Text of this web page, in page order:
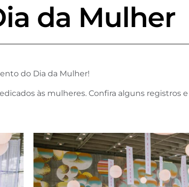
da Mulher
do Dia da Mulher!
às mulheres. Confira alguns registros